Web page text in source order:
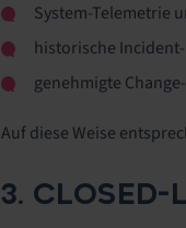
System-Telemetrie
historische
genehmigte
Auf diese Weise
3. CLOSED-